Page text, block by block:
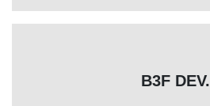
B3F DEV.